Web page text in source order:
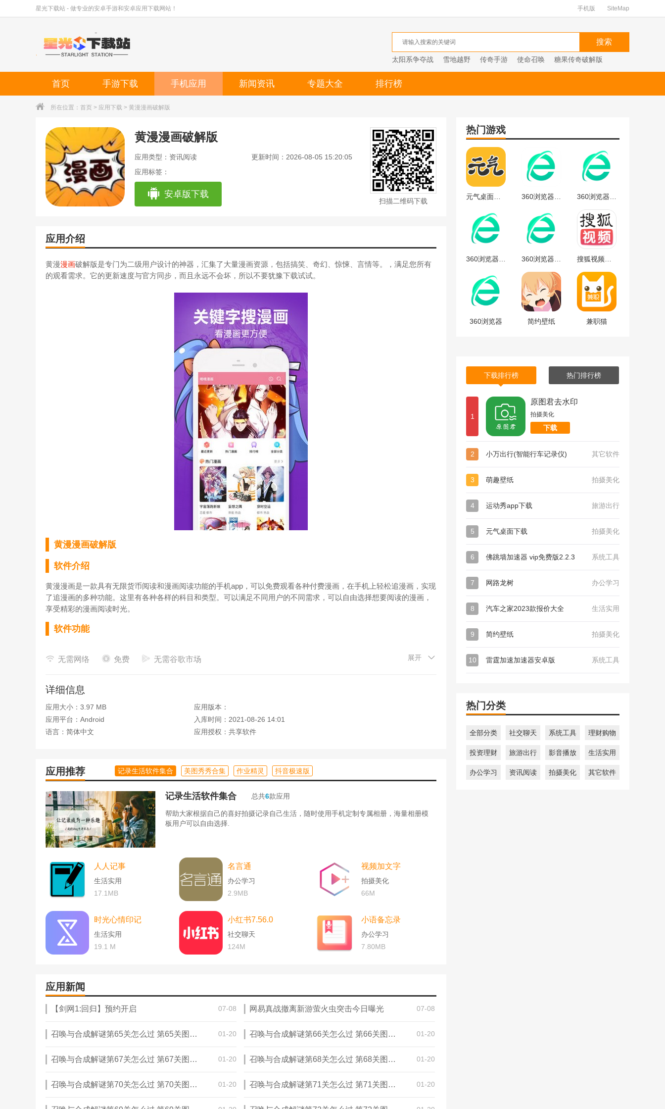
星光下载站 - 做专业的安卓手游和安卓应用下载网站！ 手机版 SiteMap
太阳系争夺战 雪地越野 传奇手游 使命召唤 糖果传奇破解版
首页 手游下载 手机应用 新闻资讯 专题大全 排行榜
所在位置： 首页 > 应用下载 > 黄漫漫画破解版
黄漫漫画破解版
应用类型：资讯阅读
更新时间：2026-08-05 15:20:05
应用标签：
安卓版下载
扫描二维码下载
应用介绍
黄漫漫画破解版是专门为二级用户设计的神器，汇集了大量漫画资源，包括搞笑、奇幻、惊悚、言情等。，满足您所有
的观看需求。它的更新速度与官方同步，而且永远不会坏，所以不要犹豫下载试试。
黄漫漫画破解版
软件介绍
黄漫漫画是一款具有无限货币阅读和漫画阅读功能的手机app，可以免费观看各种付费漫画，在手机上轻松追漫画，实现
了追漫画的多种功能。这里有各种各样的科目和类型。可以满足不同用户的不同需求，可以自由选择想要阅读的漫画，
享受精彩的漫画阅读时光。
软件功能
资源范围涵盖热血修仙、武侠格斗、古体、校园、少年情爱、科幻魔幻，以及爆笑喜剧、侦探推理、恐怖片、
竞技体
2、免费漫画库，即时更新，新又快
连载国内外漫画，涵盖各类题材；
热门免费漫画全在你手里，紧跟网络进度，即时更新提醒；从周一到周末，漫画每天更新，享受追逐的乐趣。
3.在线阅读舒适免费，画质清晰
全新在线阅读，采用最新图像处理技术，保持图片清晰度不变，大幅缩小图片尺寸，节省流量；软件风格简单时尚，操
1.这里的漫画有最后一本书，画质绝对高清，没有中断，没有广告。
2.给用户带来全新的漫画阅读体验，每一张漫画截图都能成为一张非常漂亮的图片。
3、可以随时打开阅读，画质高清，尺寸小巧，保证了粉丝更好的追书体验。
4.新的内容更新会及时提醒大家重要内容不容错过，可以根据兴趣分类找到喜欢的资源。
常见问题
确保先关闭应用程序。
先断开手机的网络连接，然后打开APP，跳过蓝色广告界面，直接进入提示“信号丢失！”
然后重新连接到网络，点击订阅，并下拉刷新。
2.黄漫漫画APP里有白板，什么都不能刷新
流量和wifi可以互相切换，然后刷新。
无需网络 免费 无需谷歌市场 展开
详细信息
应用大小：3.97 MB
应用版本：
应用平台：Android
入库时间：2021-08-26 14:01
语言：简体中文
应用授权：共享软件
应用推荐 记录生活软件集合 美图秀秀合集 作业精灵 抖音极速版
记录生活软件集合 总共6款应用
帮助大家根据自己的喜好拍摄记录自己生活，随时使用手机定制专属相册，海量相册模
板用户可以自由选择.
人人记事
生活实用
17.1MB
名言通
办公学习
2.9MB
视频加文字
拍摄美化
66M
时光心情印记
生活实用
19.1 M
小红书7.56.0
社交聊天
124M
小语备忘录
办公学习
7.80MB
应用新闻
【剑网1:回归】预约开启 07-08 网易真战撤离新游萤火虫突击今日曝光 07-08
召唤与合成解谜第65关怎么过 第65关图文通关攻略 01-20 召唤与合成解谜第66关怎么过 第66关图文通关攻略 01-20
召唤与合成解谜第67关怎么过 第67关图文通关攻略 01-20 召唤与合成解谜第68关怎么过 第68关图文通关攻略 01-20
召唤与合成解谜第70关怎么过 第70关图文通关攻略 01-20 召唤与合成解谜第71关怎么过 第71关图文通关攻略 01-20
热门游戏
360浏览器 简约壁纸 兼职猫
下载排行榜 热门排行榜
1
原图君去水印
拍摄美化
下载
2 小万出行(智能行车记录仪) 其它软件
3 萌趣壁纸 拍摄美化
4 运动秀app下载 旅游出行
5 元气桌面下载 拍摄美化
6 佛跳墙加速器 vip免费版2.2.3 系统工具
7 网路龙树 办公学习
8 汽车之家2023款报价大全 生活实用
9 简约壁纸 拍摄美化
10 雷霆加速加速器安卓版 系统工具
热门分类
全部分类 社交聊天 系统工具 理财购物
投资理财 旅游出行 影音播放 生活实用
办公学习 资讯阅读 拍摄美化 其它软件